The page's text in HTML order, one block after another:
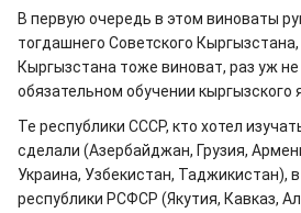
В первую очередь в этом виноваты
тогдашнего Советского
Кыргызстана тоже виноват, раз уж
обязательном обучении кыргызского
Те республики СССР, кто хотел
сделали (Азербайджан, Грузия,
Украина, Узбекистан, Таджикистан),
республики РСФСР (Якутия, Кавказ,